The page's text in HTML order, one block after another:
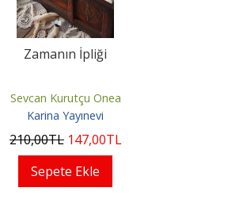
Zamanın İpliği
Sevcan Kurutçu Onea
Karina Yayınevi
210,00TL 147,00TL
Sepete Ekle